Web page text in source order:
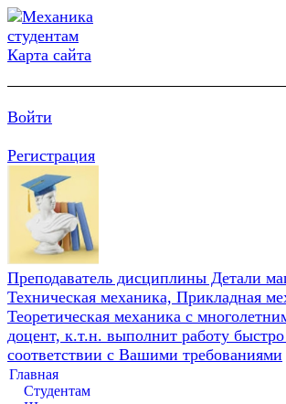
Карта сайта
Войти
Регистрация
Преподаватель дисциплины Детали
Техническая механика, Прикладная
Теоретическая механика с
доцент, к.т.н. выполнит работу
соответствии с Вашими требованиями
Главная
Студентам